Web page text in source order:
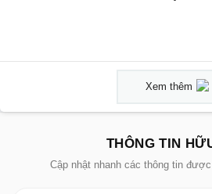
Xem thêm
THÔNG TIN
Cập nhật nhanh các thông tin